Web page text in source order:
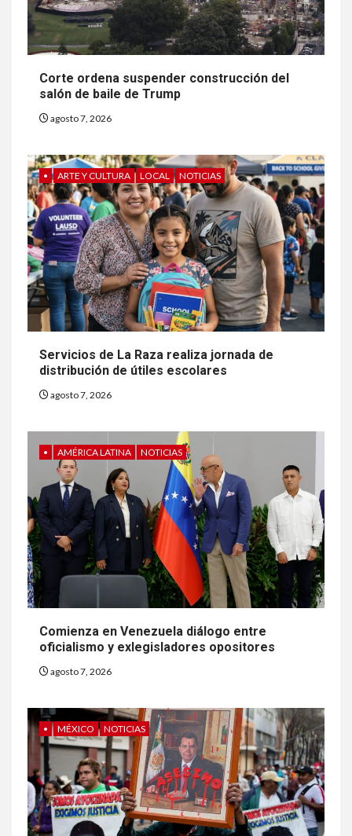
Corte ordena suspender construcción del
salón de baile de Trump
agosto 7, 2026
• ARTE Y CULTURA LOCAL NOTICIAS
Servicios de La Raza realiza jornada de
distribución de útiles escolares
agosto 7, 2026
• AMÉRICA LATINA NOTICIAS
Comienza en Venezuela diálogo entre
oficialismo y exlegisladores opositores
agosto 7, 2026
• MÉXICO NOTICIAS